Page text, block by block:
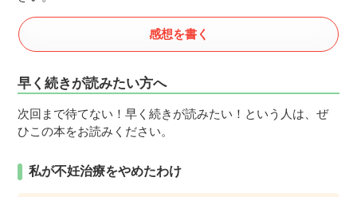
感想を書く
早く続きが読みたい方へ
次回まで待てない！早く続きが読みたい！という人は、ぜ
ひこの本をお読みください。
私が不妊治療をやめたわけ